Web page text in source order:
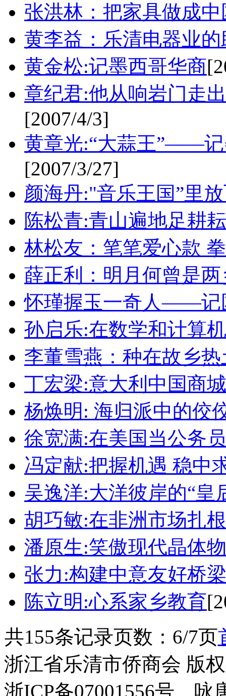
张洪林：把家具做成中
黄李益：乐清电器业
黄金松:记墨西哥华商
章纪君:他从响岩门走
[2007/4/3]
黄章光:“大蒜王”——记
[2007/3/27]
颜海丹:"音乐王国”里
陈松青:青山遍地足耕耘
林松友：笔笔爱心款
薛正利：明月何曾是两
怀瑾握玉一奇人——记
孙启乐:在数学和计算
李董雪燕：种在故乡
丁宏梁:意大利中国商
杨焕明: 海归派中的佼
徐宽满:在美国当公务
冯定献:把握机遇 稳中
吴逸洋:大洋彼岸的“皇
胡巧敏:在非洲市场扎
潘原生:笑傲现代晶体
张力:构建中意友好桥梁
陈立明:心系家乡教育
共155条记录页数：6/7页
浙江省乐清市侨商会 版
浙ICP备07001556号 咏